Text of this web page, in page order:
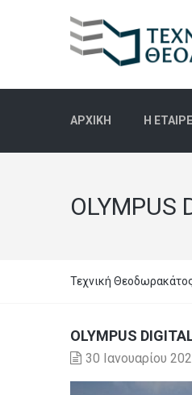
ΑΡΧΙΚΉ Η
OLYMPUS
Τεχνική
OLYMPUS
30 Ιανουαρίου